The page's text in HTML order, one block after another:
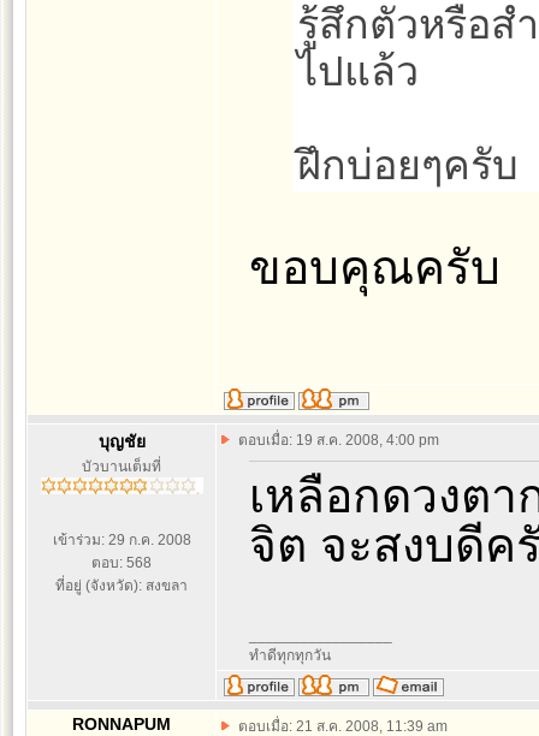
รู้สึกตัวหรือส
ไปแล้ว
ฝึกบ่อยๆครับ
ขอบคุณครับ
บุญชัย
บัวบานเต็มที่
เข้าร่วม: 29 ก.ค. 2008
ตอบ: 568
ที่อยู่ (จังหวัด): สงขลา
ตอบเมื่อ: 19 ส.ค. 2008, 4:00 pm
เหลือกดวงต
จิต จะสงบดีค
ทำดีทุกทุกวัน
RONNAPUM ตอบเมื่อ: 21 ส.ค. 2008, 11:39 am